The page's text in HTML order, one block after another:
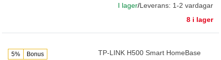
I lager/Leverans: 1-2 vardagar
8 i lager
5% Bonus TP-LINK H500 Smart HomeBase